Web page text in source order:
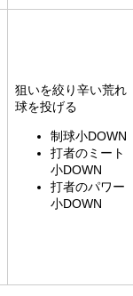
狙いを絞り辛い荒れ
球を投げる
制球小DOWN
打者のミート
小DOWN
打者のパワー
小DOWN